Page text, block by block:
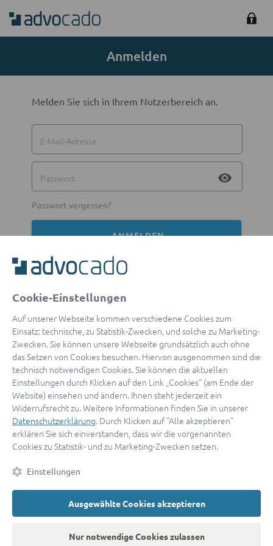
Anmelden
Melden Sie sich in Ihrem Nutzerbereich an.
E-Mail-Adresse
Passwort visibility
Passwort vergessen?
ANMELDEN
Mit Apple anmelden
Sign in with Google
By continuing, you are indicating that you accept ourTerms of
ServiceandPrivacy Policy.
Sie haben noch keinen Zugang?Hier registrieren
oder als Anwalt registrieren.
© 2026 advocado
Cookie-Einstellungen
Auf unserer Webseite kommen verschiedene Cookies zum
Einsatz: technische, zu Statistik-Zwecken, und solche zu Marketing-
Zwecken. Sie können unsere Webseite grundsätzlich auch ohne
das Setzen von Cookies besuchen. Hiervon ausgenommen sind die
technisch notwendigen Cookies. Sie können die aktuellen
Einstellungen durch Klicken auf den Link „Cookies“ (am Ende der
Website) einsehen und ändern. Ihnen steht jederzeit ein
Widerrufsrecht zu. Weitere Informationen finden Sie in unserer
Datenschutzerklärung. Durch Klicken auf "Alle akzeptieren"
erklären Sie sich einverstanden, dass wir die vorgenannten
Cookies zu Statistik- und zu Marketing-Zwecken setzen.
Einstellungen
Ausgewählte Cookies akzeptieren
Nur notwendige Cookies zulassen